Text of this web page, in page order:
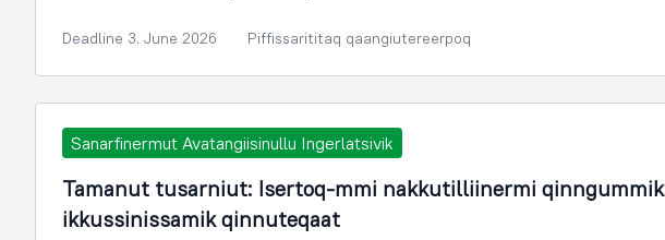
Deadline 3. June 2026 Piffissarititaq qaangiutereerpoq
Sanarfinermut Avatangiisinullu Ingerlatsivik
Tamanut tusarniut: Isertoq-mmi nakkutilliinermi qinngummik
ikkussinissamik qinnuteqaat